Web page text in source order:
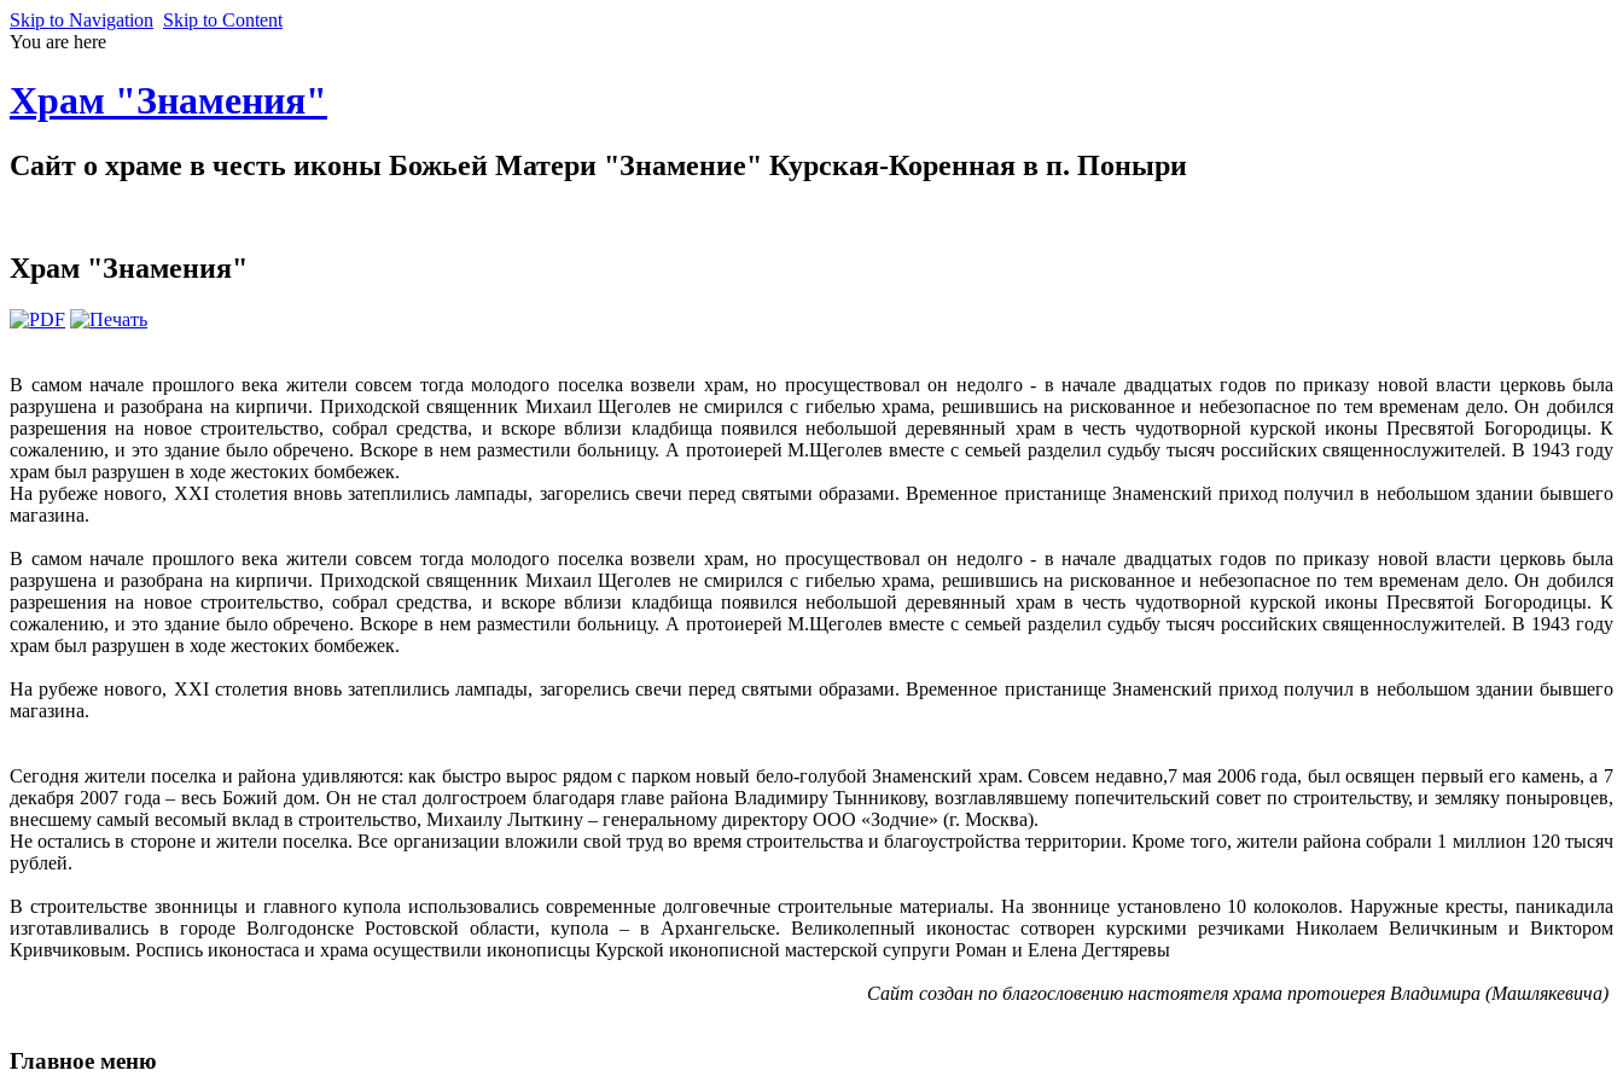
Skip to Navigation Skip to Content
You are here
Храм "Знамения"
Cайт о храме в честь иконы Божьей Матери "Знамение" Курская-Коренная в п. Поныри
Храм "Знамения"
В самом начале прошлого века жители совсем тогда молодого поселка возвели храм, но просуществовал он недолго - в начале двадцатых годов по приказу новой власти церковь была
разрушена и разобрана на кирпичи. Приходской священник Михаил Щеголев не смирился с гибелью храма, решившись на рискованное и небезопасное по тем временам дело. Он добился
разрешения на новое строительство, собрал средства, и вскоре вблизи кладбища появился небольшой деревянный храм в честь чудотворной курской иконы Пресвятой Богородицы. К
сожалению, и это здание было обречено. Вскоре в нем разместили больницу. А протоиерей М.Щеголев вместе с семьей разделил судьбу тысяч российских священнослужителей. В 1943 году
храм был разрушен в ходе жестоких бомбежек.
На рубеже нового, XXI столетия вновь затеплились лампады, загорелись свечи перед святыми образами. Временное пристанище Знаменский приход получил в небольшом здании бывшего
магазина.
В самом начале прошлого века жители совсем тогда молодого поселка возвели храм, но просуществовал он недолго - в начале двадцатых годов по приказу новой власти церковь была
разрушена и разобрана на кирпичи. Приходской священник Михаил Щеголев не смирился с гибелью храма, решившись на рискованное и небезопасное по тем временам дело. Он добился
разрешения на новое строительство, собрал средства, и вскоре вблизи кладбища появился небольшой деревянный храм в честь чудотворной курской иконы Пресвятой Богородицы. К
сожалению, и это здание было обречено. Вскоре в нем разместили больницу. А протоиерей М.Щеголев вместе с семьей разделил судьбу тысяч российских священнослужителей. В 1943 году
храм был разрушен в ходе жестоких бомбежек.
На рубеже нового, XXI столетия вновь затеплились лампады, загорелись свечи перед святыми образами. Временное пристанище Знаменский приход получил в небольшом здании бывшего
магазина.
Сегодня жители поселка и района удивляются: как быстро вырос рядом с парком новый бело-голубой Знаменский храм. Совсем недавно,7 мая 2006 года, был освящен первый его камень, а 7
декабря 2007 года – весь Божий дом. Он не стал долгостроем благодаря главе района Владимиру Тынникову, возглавлявшему попечительский совет по строительству, и земляку поныровцев,
внесшему самый весомый вклад в строительство, Михаилу Лыткину – генеральному директору ООО «Зодчие» (г. Москва).
Не остались в стороне и жители поселка. Все организации вложили свой труд во время строительства и благоустройства территории. Кроме того, жители района собрали 1 миллион 120 тысяч
рублей.
В строительстве звонницы и главного купола использовались современные долговечные строительные материалы. На звоннице установлено 10 колоколов. Наружные кресты, паникадила
изготавливались в городе Волгодонске Ростовской области, купола – в Архангельске. Великолепный иконостас сотворен курскими резчиками Николаем Величкиным и Виктором
Кривчиковым. Роспись иконостаса и храма осуществили иконописцы Курской иконописной мастерской супруги Роман и Елена Дегтяревы
Cайт создан по благословению настоятеля храма протоиерея Владимира (Машлякевича)
Главное меню